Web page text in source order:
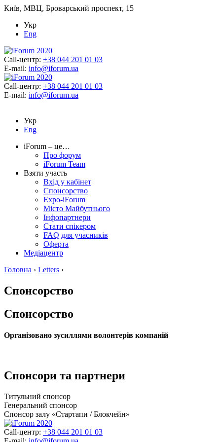
Київ, МВЦ, Броварський проспект, 15
Укр
Eng
Call-центр: +38 044 201 01 03
E-mail: info@iforum.ua
Call-центр: +38 044 201 01 03
E-mail: info@iforum.ua
Укр
Eng
iForum – це…
Про форум
iForum Team
Взяти участь
Вхід у кабінет
Спонсорство
Expo-iForum
Місто Майбутнього
Інфопартнери
Стати спікером
FAQ для учасників
Оферта
Медіацентр
Головна › Letters ›
Спонсорство
Спонсорство
Організовано зусиллями волонтерів компаній
Спонсори та партнери
Титульний спонсор
Генеральний спонсор
Спонсор залу «Стартапи / Блокчейн»
Call-центр: +38 044 201 01 03